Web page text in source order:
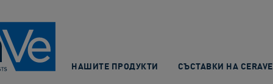
НАШИТЕ ПРОДУКТИ СЪСТАВКИ НА CERAVE